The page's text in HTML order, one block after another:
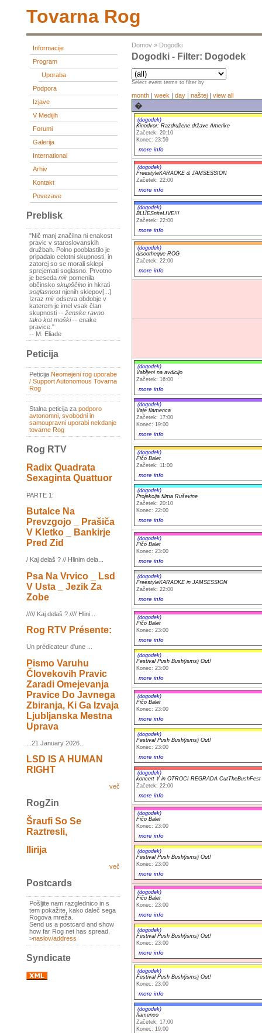
Tovarna Rog
Informacije
Program
Uporaba
Podpora
Izjave
V Medijih
Forumi
Galerija
International
Arhiv
Kontakt
Povezave
Preblisk
"Nič manj značilna ni enakost
pravic v staroslovanskih
družbah. Polno pooblastilo je
pripadalo celotni skupnosti, in
zatorej so se morali sklepi
sprejemati soglasno. Prvotno
je beseda mir pomenila
občinsko skupščino in hkrati
soglasnostnjenih sklepov[...]
Izraz mir odseva obdobje v
katerem je imel vsak član
skupnosti -- ženske ravno
tako kot moški-- enake
pravice."
-- M. Eliade
Peticija
Peticija Neomejeni rog uporabe
/ Support Autonomous Tovarna
Rog
Stalna peticija za podporo
avtonomni, svobodni in
samoupravni uporabi nekdanje
tovarne Rog
Rog RTV
Radix Quadrata
Sexaginta Quattuor
PARTE 1:
Butalce Na
Prevzgojo _ Prašiča
V Kletko _ Bankirje
Pred Zid
/ Kaj delaš ? // Hlinim dela...
Psa Na Vrvico _ Lsd
V Usta _ Jezik Za
Zobe
///// Kaj delaš ? //// Hlini...
Rog RTV Présente:
Un prédicateur d'une ...
Pismo Varuhu
Človekovih Pravic
Zaradi Omejevanja
Pravice Do Javnega
Zbiranja, Ki Ga Izvaja
Ljubljanska Mestna
Uprava
...21 January 2026...
LSD IS A HUMAN
RIGHT
več
RogZin
Šraufi So Se
Raztresli,
Ilirija
več
Postcards
Pošljite nam razglednico in s
tem pokažite, kako daleč sega
Rogova mreža.
Send us a postcard and show
how far Rog net has spread.
>naslov/address
Syndicate
Domov » Dogodki
Dogodki - Filter: Dogodek
Select event terms to filter by
month | week | day | naštej | view all
�
(dogodek)
Kinodvor: Razdružene države Amerike
Začetek: 20:10
Konec: 23:59
more info
(dogodek)
FreestyleKARAOKE & JAMSESSION
Začetek: 22:00
more info
(dogodek)
BLUESniteLIVE!!!
Začetek: 22:00
more info
(dogodek)
discotheque ROG
Začetek: 22:00
more info
(dogodek)
Vabljeni na avdicijo
Začetek: 16:00
more info
(dogodek)
Vaje flamenca
Začetek: 17:00
Konec: 19:00
more info
(dogodek)
Fičo Balet
Začetek: 11:00
more info
(dogodek)
Projekcija filma Ruševine
Začetek: 20:10
Konec: 22:00
more info
(dogodek)
Fičo Balet
Konec: 23:00
more info
(dogodek)
FreestyleKARAOKE in JAMSESSION
Začetek: 22:00
more info
(dogodek)
Fičo Balet
Konec: 23:00
more info
(dogodek)
Festival Push Bush(isms) Out!
Konec: 23:00
more info
(dogodek)
Fičo Balet
Konec: 23:00
more info
(dogodek)
Festival Push Bush(isms) Out!
Konec: 23:00
more info
(dogodek)
koncert Y in OTROCI REGRADA CutTheBushFest
Začetek: 22:00
more info
(dogodek)
Fičo Balet
Konec: 23:00
more info
(dogodek)
Festival Push Bush(isms) Out!
Konec: 23:00
more info
(dogodek)
Fičo Balet
Konec: 23:00
more info
(dogodek)
Festival Push Bush(isms) Out!
Konec: 23:00
more info
(dogodek)
Festival Push Bush(isms) Out!
Konec: 23:00
more info
(dogodek)
flamenco
Začetek: 17:00
Konec: 19:00